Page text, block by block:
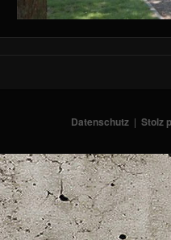
Datenschutz Stolz